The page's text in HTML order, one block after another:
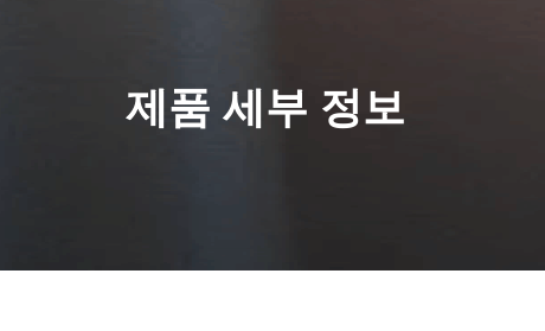
제품 세부 정보